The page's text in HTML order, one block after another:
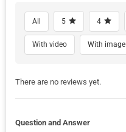
All 5 4
With video With image
There are no reviews yet.
Question and Answer